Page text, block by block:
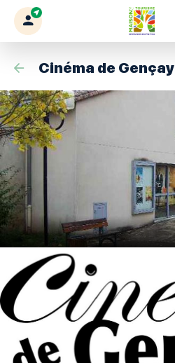
Mon
profil
Votre
Retour
Cinéma de Gençay